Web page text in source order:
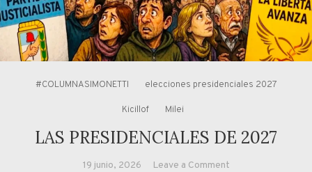
#COLUMNASIMONETTI elecciones presidenciales 2027
Kicillof Milei
LAS PRESIDENCIALES DE 2027
19 junio, 2026 Leave a Commenton